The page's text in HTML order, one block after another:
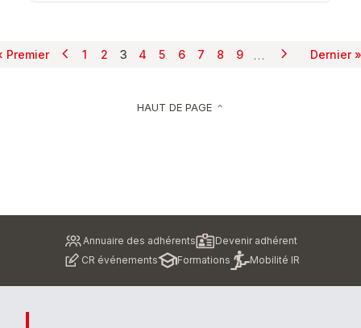
Pagination
Première page
Premier Page précédente
chevron_left Page
1
Page
2
Page courante
3
Page
4
Page
5
Page
6
Page
7
Page
8
Page
9 … Page
chevron_right Dernier »
HAUT DE PAGE keyboard_arrow_up
Annuaire des adhérents
Devenir adhérent
CR événements
Formations Mobilité IR